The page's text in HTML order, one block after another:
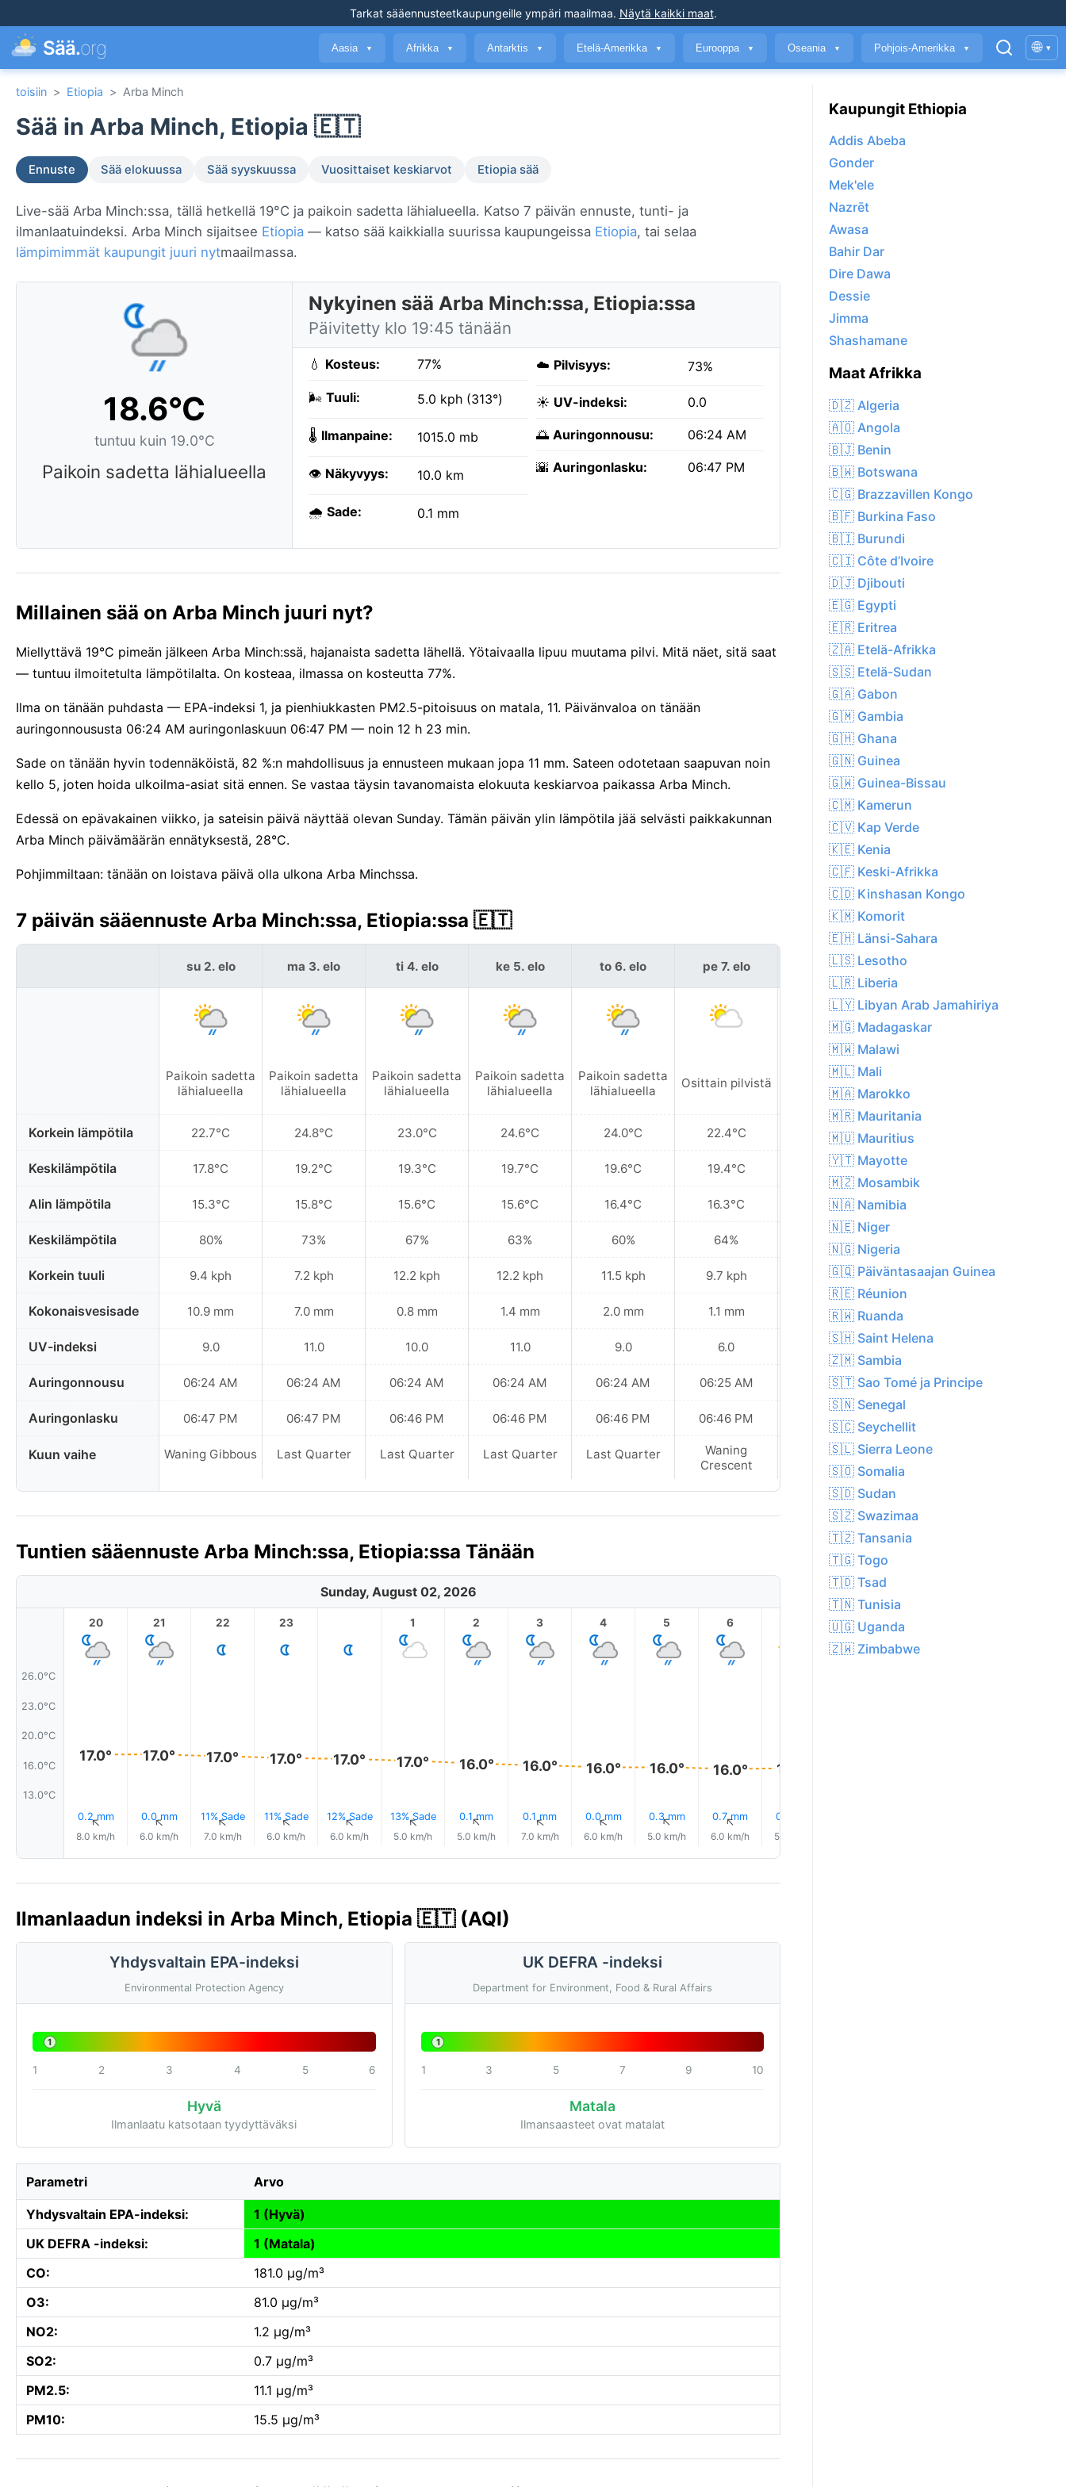
Tarkat sääennusteetkaupungeille ympäri maailmaa. Näytä kaikki maat.
Sää.org Aasia ▼ Afrikka ▼ Antarktis ▼ Etelä-Amerikka ▼ Eurooppa ▼ Oseania ▼ Pohjois-Amerikka ▼ 🌐 ▾
toisiin > Etiopia > Arba Minch
Sää in Arba Minch, Etiopia 🇪🇹
Ennuste Sää elokuussa Sää syyskuussa Vuosittaiset keskiarvot Etiopia sää
Live-sää Arba Minch:ssa, tällä hetkellä 19°C ja paikoin sadetta lähialueella. Katso 7 päivän ennuste, tunti- ja
ilmanlaatuindeksi. Arba Minch sijaitsee Etiopia — katso sää kaikkialla suurissa kaupungeissa Etiopia, tai selaa
lämpimimmät kaupungit juuri nytmaailmassa.
18.6°C
tuntuu kuin 19.0°C
Paikoin sadetta lähialueella
Nykyinen sää Arba Minch:ssa, Etiopia:ssa
Päivitetty klo 19:45 tänään
💧 Kosteus: 77%
🌬️ Tuuli: 5.0 kph (313°)
🌡️ Ilmanpaine: 1015.0 mb
👁️ Näkyvyys: 10.0 km
🌧️ Sade: 0.1 mm
☁️ Pilvisyys: 73%
☀️ UV-indeksi: 0.0
🌅 Auringonnousu: 06:24 AM
🌇 Auringonlasku: 06:47 PM
Millainen sää on Arba Minch juuri nyt?
Miellyttävä 19°C pimeän jälkeen Arba Minch:ssä, hajanaista sadetta lähellä. Yötaivaalla lipuu muutama pilvi. Mitä näet, sitä saat
— tuntuu ilmoitetulta lämpötilalta. On kosteaa, ilmassa on kosteutta 77%.
Ilma on tänään puhdasta — EPA-indeksi 1, ja pienhiukkasten PM2.5-pitoisuus on matala, 11. Päivänvaloa on tänään
auringonnoususta 06:24 AM auringonlaskuun 06:47 PM — noin 12 h 23 min.
Sade on tänään hyvin todennäköistä, 82 %:n mahdollisuus ja ennusteen mukaan jopa 11 mm. Sateen odotetaan saapuvan noin
kello 5, joten hoida ulkoilma-asiat sitä ennen. Se vastaa täysin tavanomaista elokuuta keskiarvoa paikassa Arba Minch.
Edessä on epävakainen viikko, ja sateisin päivä näyttää olevan Sunday. Tämän päivän ylin lämpötila jää selvästi paikkakunnan
Arba Minch päivämäärän ennätyksestä, 28°C.
Pohjimmiltaan: tänään on loistava päivä olla ulkona Arba Minchssa.
7 päivän sääennuste Arba Minch:ssa, Etiopia:ssa 🇪🇹
Korkein lämpötila
Keskilämpötila
Alin lämpötila
Keskilämpötila
Korkein tuuli
Kokonaisvesisade
UV-indeksi
Auringonnousu
Auringonlasku
Kuun vaihe
su 2. elo
Paikoin sadetta
lähialueella
22.7°C
17.8°C
15.3°C
80%
9.4 kph
10.9 mm
9.0
06:24 AM
06:47 PM
Waning Gibbous
ma 3. elo
Paikoin sadetta
lähialueella
24.8°C
19.2°C
15.8°C
73%
7.2 kph
7.0 mm
11.0
06:24 AM
06:47 PM
Last Quarter
ti 4. elo
Paikoin sadetta
lähialueella
23.0°C
19.3°C
15.6°C
67%
12.2 kph
0.8 mm
10.0
06:24 AM
06:46 PM
Last Quarter
ke 5. elo
Paikoin sadetta
lähialueella
24.6°C
19.7°C
15.6°C
63%
12.2 kph
1.4 mm
11.0
06:24 AM
06:46 PM
Last Quarter
to 6. elo
Paikoin sadetta
lähialueella
24.0°C
19.6°C
16.4°C
60%
11.5 kph
2.0 mm
9.0
06:24 AM
06:46 PM
Last Quarter
pe 7. elo
Osittain pilvistä
22.4°C
19.4°C
16.3°C
64%
9.7 kph
1.1 mm
6.0
06:25 AM
06:46 PM
Waning
Crescent
la 8. elo
Paikoin sadetta
lähialueella
23.0°C
19.6°C
15.9°C
61%
10.8 kph
1.2 mm
5.0
06:25 AM
06:45 PM
Waning
Crescent
Tuntien sääennuste Arba Minch:ssa, Etiopia:ssa Tänään
Sunday, August 02, 2026
26.0°C
23.0°C
20.0°C
16.0°C
13.0°C
20
17.0°
0.2 mm
↑
8.0 km/h
21
17.0°
0.0 mm
↑
6.0 km/h
22
17.0°
11% Sade
↑
7.0 km/h
23
17.0°
11% Sade
↑
6.0 km/h
17.0°
12% Sade
↑
6.0 km/h
1
17.0°
13% Sade
↑
5.0 km/h
2
16.0°
0.1 mm
↑
5.0 km/h
3
16.0°
0.1 mm
↑
7.0 km/h
4
16.0°
0.0 mm
↑
6.0 km/h
5
16.0°
0.3 mm
↑
5.0 km/h
6
16.0°
0.7 mm
↑
6.0 km/h
16.0°
0.2 mm
5.0 km/h
8
Ilmanlaadun indeksi in Arba Minch, Etiopia 🇪🇹 (AQI)
Yhdysvaltain EPA-indeksi
Environmental Protection Agency
1
1 2 3 4 5 6
Hyvä
Ilmanlaatu katsotaan tyydyttäväksi
UK DEFRA -indeksi
Department for Environment, Food & Rural Affairs
1
1 3 5 7 9 10
Matala
Ilmansaasteet ovat matalat
Parametri Arvo
Yhdysvaltain EPA-indeksi:
1 (Hyvä)
UK DEFRA -indeksi:
1 (Matala)
CO:
181.0 µg/m³
O3:
81.0 µg/m³
NO2:
1.2 µg/m³
SO2:
0.7 µg/m³
PM2.5:
11.1 µg/m³
PM10:
15.5 µg/m³
Kaupungit Ethiopia
Addis Abeba
Gonder
Mek'ele
Nazrēt
Awasa
Bahir Dar
Dire Dawa
Dessie
Jimma
Shashamane
Maat Afrikka
🇩🇿 Algeria
🇦🇴 Angola
🇧🇯 Benin
🇧🇼 Botswana
🇨🇬 Brazzavillen Kongo
🇧🇫 Burkina Faso
🇧🇮 Burundi
🇨🇮 Côte d’Ivoire
🇩🇯 Djibouti
🇪🇬 Egypti
🇪🇷 Eritrea
🇿🇦 Etelä-Afrikka
🇸🇸 Etelä-Sudan
🇬🇦 Gabon
🇬🇲 Gambia
🇬🇭 Ghana
🇬🇳 Guinea
🇬🇼 Guinea-Bissau
🇨🇲 Kamerun
🇨🇻 Kap Verde
🇰🇪 Kenia
🇨🇫 Keski-Afrikka
🇨🇩 Kinshasan Kongo
🇰🇲 Komorit
🇪🇭 Länsi-Sahara
🇱🇸 Lesotho
🇱🇷 Liberia
🇱🇾 Libyan Arab Jamahiriya
🇲🇬 Madagaskar
🇲🇼 Malawi
🇲🇱 Mali
🇲🇦 Marokko
🇲🇷 Mauritania
🇲🇺 Mauritius
🇾🇹 Mayotte
🇲🇿 Mosambik
🇳🇦 Namibia
🇳🇪 Niger
🇳🇬 Nigeria
🇬🇶 Päiväntasaajan Guinea
🇷🇪 Réunion
🇷🇼 Ruanda
🇸🇭 Saint Helena
🇿🇲 Sambia
🇸🇹 Sao Tomé ja Principe
🇸🇳 Senegal
🇸🇨 Seychellit
🇸🇱 Sierra Leone
🇸🇴 Somalia
🇸🇩 Sudan
🇸🇿 Swazimaa
🇹🇿 Tansania
🇹🇬 Togo
🇹🇩 Tsad
🇹🇳 Tunisia
🇺🇬 Uganda
🇿🇼 Zimbabwe